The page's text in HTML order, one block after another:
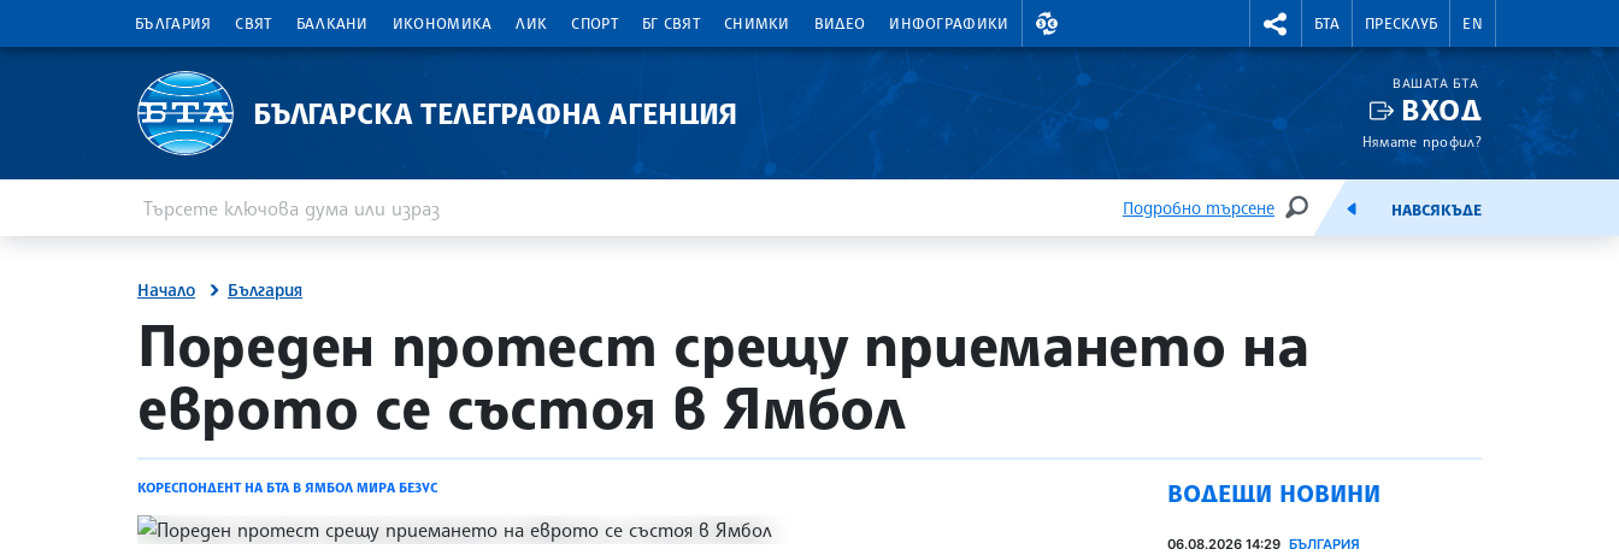
БЪЛГАРИЯ СВЯТ БАЛКАНИ ИКОНОМИКА ЛИК СПОРТ БГ СВЯТ СНИМКИ ВИДЕО ИНФОГРАФИКИ
ВАЛУТНИ КУРСОВЕ RIGHTMENU.SOCIAL
БТА ПРЕСКЛУБ EN
БЪЛГАРСКА ТЕЛЕГРАФНА АГЕНЦИЯ
ВАШАТА БТА
ВХОД
Нямате профил?
Подробно търсене
ТЪРСЕНЕЕМИСИЯНАВСЯКЪДЕ
Начало България
site.bta
Пореден протест срещу приемането на
еврото се състоя в Ямбол
КОРЕСПОНДЕНТ НА БТА В ЯМБОЛ МИРА БЕЗУС ВОДЕЩИ НОВИНИ
06.08.2026 14:29 БЪЛГАРИЯ